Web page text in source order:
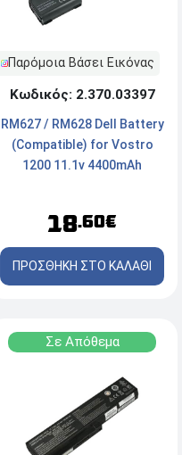
Παρόμοια Βάσει Εικόνας
Κωδικός: 2.370.03397
RM627 / RM628 Dell Battery
(Compatible) for Vostro
1200 11.1v 4400mAh
18.60€
ΠΡΟΣΘΗΚΗ ΣΤΟ ΚΑΛΑΘΙ
Σε Απόθεμα